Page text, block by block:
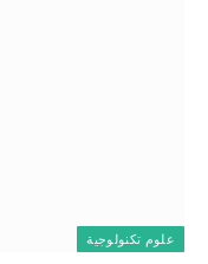
علوم تكنولوجية